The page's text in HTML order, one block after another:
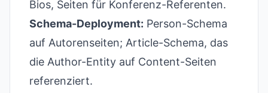
Bios, Seiten für Konferenz-Referenten.
Schema-Deployment: Person-Schema
auf Autorenseiten; Article-Schema, das
die Author-Entity auf Content-Seiten
referenziert.